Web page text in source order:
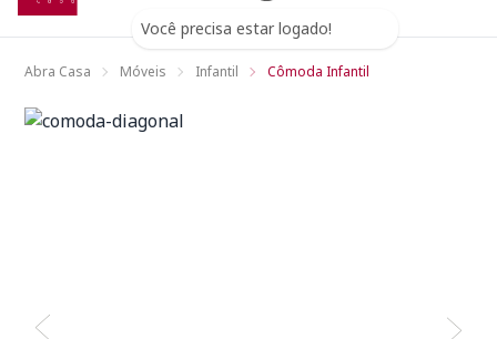
Você precisa estar logado!
Abra Casa Móveis Infantil Cômoda Infantil